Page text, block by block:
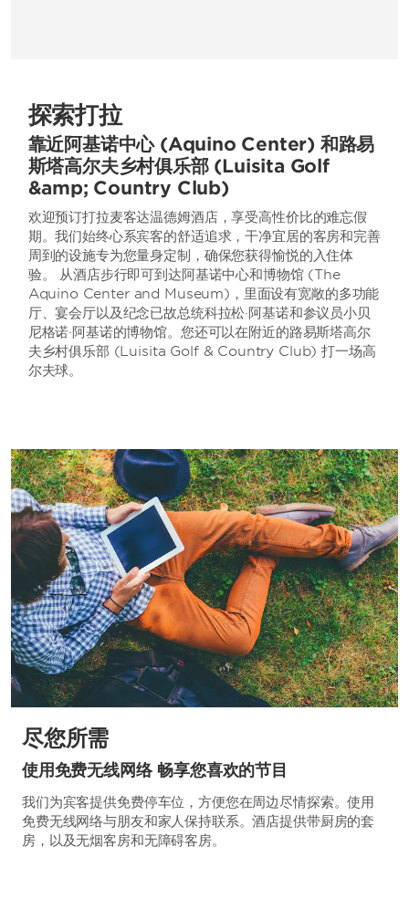
探索打拉
靠近阿基诺中心 (Aquino Center) 和路易
斯塔高尔夫乡村俱乐部 (Luisita Golf
&amp; Country Club)
欢迎预订打拉麦客达温德姆酒店，享受高性价比的难忘假
期。我们始终心系宾客的舒适追求，干净宜居的客房和完善
周到的设施专为您量身定制，确保您获得愉悦的入住体
验。 从酒店步行即可到达阿基诺中心和博物馆 (The
Aquino Center and Museum)，里面设有宽敞的多功能
厅、宴会厅以及纪念已故总统科拉松·阿基诺和参议员小贝
尼格诺·阿基诺的博物馆。您还可以在附近的路易斯塔高尔
夫乡村俱乐部 (Luisita Golf & Country Club) 打一场高
尔夫球。
尽您所需
使用免费无线网络 畅享您喜欢的节目
我们为宾客提供免费停车位，方便您在周边尽情探索。使用
免费无线网络与朋友和家人保持联系。酒店提供带厨房的套
房，以及无烟客房和无障碍客房。